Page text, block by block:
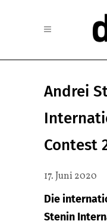
Andrei
Contest
17. Juni 2020
Die
Stenin